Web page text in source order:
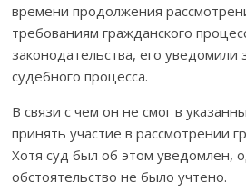
времени продолжения
требованиям гражданского
законодатель­ства, его уведомили
судебного процесса.
В связи с чем он не смог в
принять участие в рассмотрении
Хотя суд был об этом уведомл­ен,
обстоятельство не было учтено.